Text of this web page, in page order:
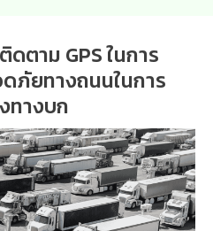
ตาม GPS ในการ
ภัยทางถนนในการ
ทางบก